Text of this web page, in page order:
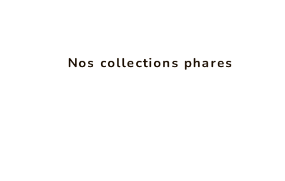
Nos collections phares
INSéPARABLES